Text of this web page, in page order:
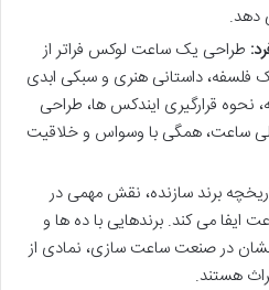
دهد.
طراحی یک ساعت لوکس فراتر از
فلسفه، داستانی هنری و سبکی ابدی
قرارگیری ایندکس ها، طراحی
ساعت، همگی با وسواس و خلاقیت
برند سازنده، نقش مهمی در
می کند. برندهایی با ده ها و
در صنعت ساعت سازی، نمادی از
هستند.